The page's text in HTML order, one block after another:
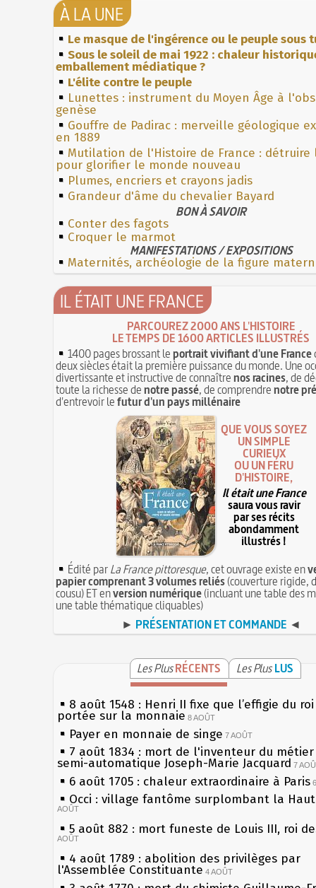
À LA UNE
Le masque de l'ingérence ou le peuple sous
Sous le soleil de mai 1922 : chaleur
emballement médiatique ?
L'élite contre le peuple
Lunettes : instrument du Moyen Âge à
genèse
Gouffre de Padirac : merveille géologique
en 1889
Mutilation de l'Histoire de France : détruire
pour glorifier le monde nouveau
Plumes, encriers et crayons jadis
Grandeur d'âme du chevalier Bayard
BON À SAVOIR
Conter des fagots
Croquer le marmot
MANIFESTATIONS / EXPOSITIONS
Maternités, archéologie de la figure
IL ÉTAIT UNE FRANCE
PARCOUREZ 2000 ANS L'HISTOIRE
LE TEMPS DE 1600 ARTICLES ILLUSTRÉS
1400 pages brossant leportrait vivifiant d'une France
deux siècles était la première puissance du monde. Une
divertissante et instructive de connaîtrenos racines, de
toute la richesse denotre passé, de comprendrenotre
d'entrevoir lefutur d'un pays millénaire
QUE VOUS SOYEZ
UN SIMPLE
CURIEUX
OU UN FÉRU
D'HISTOIRE,
Il était une France
saura vous ravir
par ses récits
abondamment
illustrés !
Édité parLa France pittoresque, cet ouvrage existe en
papier comprenant 3 volumes reliés(couverture rigide,
cousu) ET enversion numérique(incluant une table des
une table thématique cliquables)
► PRÉSENTATION ET COMMANDE ◄
Les PlusRÉCENTS Les Plus LUS
8 août 1548 : Henri II fixe que l’effigie du
portée sur la monnaie 8 AOÛT
Payer en monnaie de singe 7 AOÛT
7 août 1834 : mort de l'inventeur du
semi-automatique Joseph-Marie Jacquard 7
6 août 1705 : chaleur extraordinaire à Paris
Occi : village fantôme surplombant la
AOÛT
5 août 882 : mort funeste de Louis III, roi
AOÛT
4 août 1789 : abolition des privilèges par
l'Assemblée Constituante 4 AOÛT